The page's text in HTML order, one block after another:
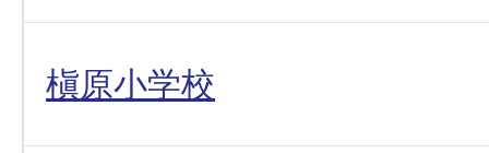
槇原小学校